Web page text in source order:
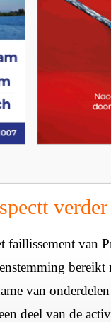
faillissement van
bereikt
van
deel van de